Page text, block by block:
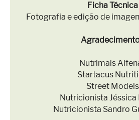
Ficha Técnica
Fotografia e edição de
Nutrimais
Startacus
Street Models
Nutricionista Jéssica
Nutricionista Sandro